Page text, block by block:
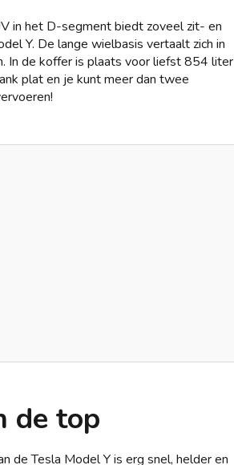
in het D-segment biedt zoveel zit- en
Y. De lange wielbasis vertaalt zich in
In de koffer is plaats voor liefst 854 liter
plat en je kunt meer dan twee
de top
de Tesla Model Y is erg snel, helder en